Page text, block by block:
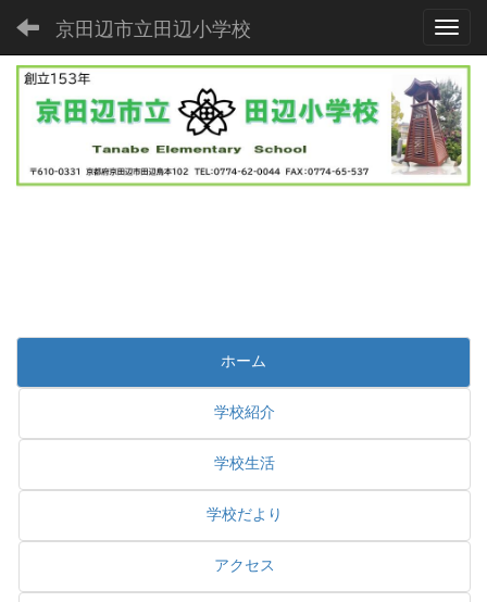
京田辺市立田辺小学校
ホーム
学校紹介
学校生活
学校だより
アクセス